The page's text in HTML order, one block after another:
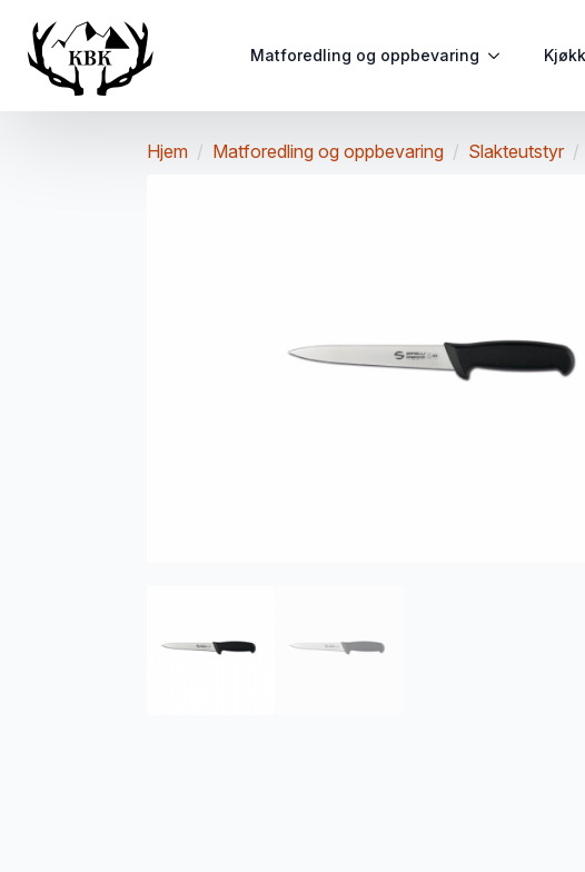
Matforedling og oppbevaring
Hjem Matforedling og oppbevaring Slakteutstyr